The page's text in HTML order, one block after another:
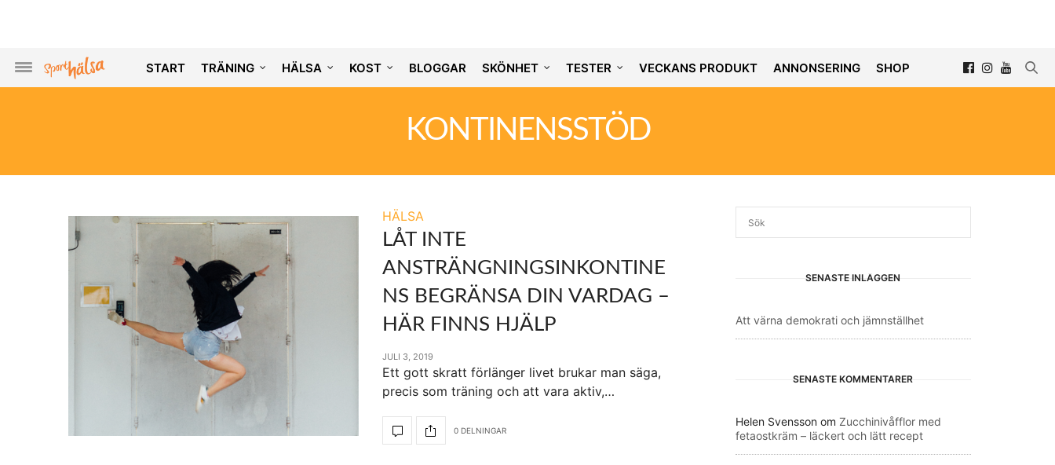
START TRÄNING HÄLSA KOST BLOGGAR SKÖNHET TESTER VECKANS PRODUKT ANNONSERING SHOP
KONTINENSSTÖD
HÄLSA
LÅT INTE
ANSTRÄNGNINGSINKONTINE
NS BEGRÄNSA DIN VARDAG –
HÄR FINNS HJÄLP
JULI 3, 2019
Ett gott skratt förlänger livet brukar man säga,
precis som träning och att vara aktiv,…
0 DELNINGAR
SENASTE INLÄGGEN
Att värna demokrati och jämnställhet
SENASTE KOMMENTARER
Helen Svensson om Zucchinivåfflor med
fetaostkräm – läckert och lätt recept